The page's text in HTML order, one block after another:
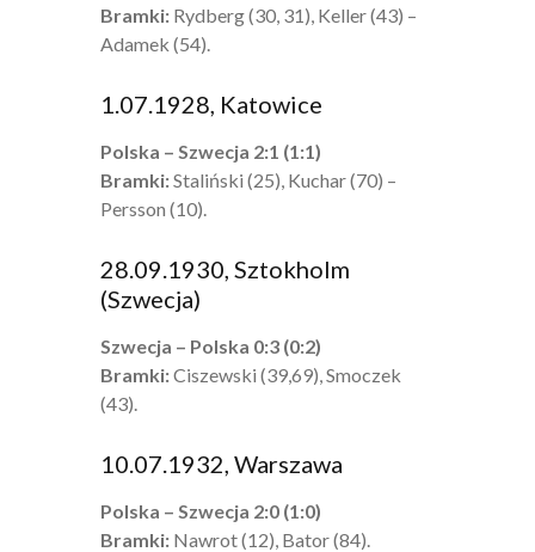
Bramki: Rydberg (30, 31), Keller (43) –
Adamek (54).
1.07.1928, Katowice
Polska – Szwecja 2:1 (1:1)
Bramki:Staliński (25), Kuchar (70) –
Persson (10).
28.09.1930, Sztokholm
(Szwecja)
Szwecja – Polska 0:3 (0:2)
Bramki:Ciszewski (39,69), Smoczek
(43).
10.07.1932, Warszawa
Polska – Szwecja 2:0 (1:0)
Bramki: Nawrot (12), Bator (84).